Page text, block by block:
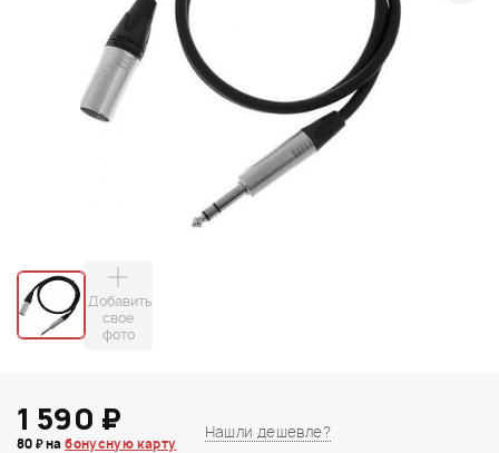
Добавить
свое
фото
1 590 ₽
80 ₽ набонусную карту
Нашли дешевле?